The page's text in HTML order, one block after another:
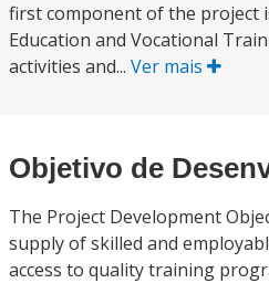
first component of the project
Education and Vocational
activities and... Ver mais
Objetivo de
The Project Development
supply of skilled and
access to quality training